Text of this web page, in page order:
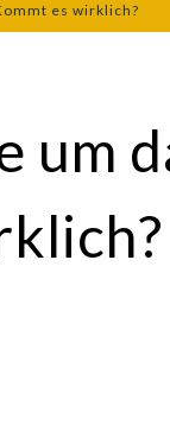
es wirklich?
um